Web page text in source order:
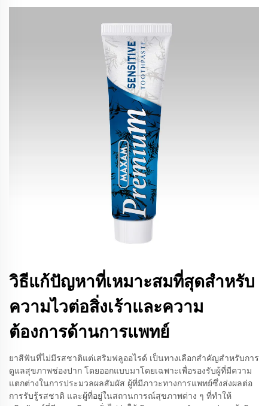
วิธีแก้ปัญหาที่เหมาะสมที่สุดสำหรับ
ความไวต่อสิ่งเร้าและความ
ต้องการด้านการแพทย์
ยาสีฟันที่ไม่มีรสชาติแต่เสริมฟลูออไรด์ เป็นทางเลือกสำคัญสำหรับการ
ดูแลสุขภาพช่องปาก โดยออกแบบมาโดยเฉพาะเพื่อรองรับผู้ที่มีความ
แตกต่างในการประมวลผลสัมผัส ผู้ที่มีภาวะทางการแพทย์ซึ่งส่งผลต่อ
การรับรู้รสชาติ และผู้ที่อยู่ในสถานการณ์สุขภาพต่าง ๆ ที่ทำให้